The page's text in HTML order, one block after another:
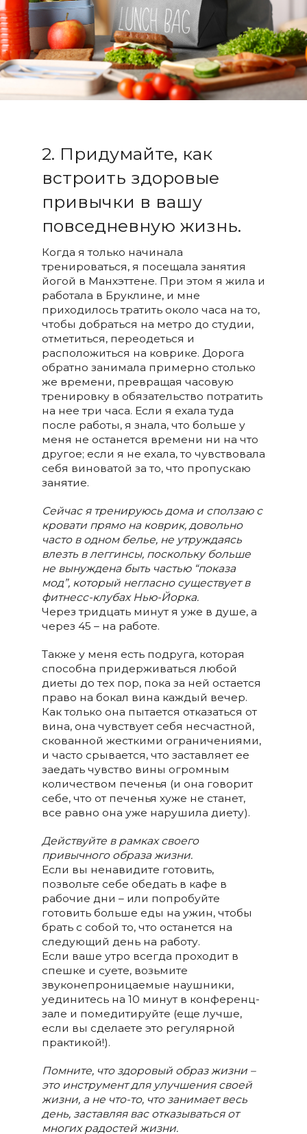
2. Придумайте, как
встроить здоровые
привычки в вашу
повседневную жизнь.
Когда я только начинала
тренироваться, я посещала занятия
йогой в Манхэттене. При этом я жила и
работала в Бруклине, и мне
приходилось тратить около часа на то,
чтобы добраться на метро до студии,
отметиться, переодеться и
расположиться на коврике. Дорога
обратно занимала примерно столько
же времени, превращая часовую
тренировку в обязательство потратить
на нее три часа. Если я ехала туда
после работы, я знала, что больше у
меня не останется времени ни на что
другое; если я не ехала, то чувствовала
себя виноватой за то, что пропускаю
занятие.
Сейчас я тренируюсь дома и сползаю с
кровати прямо на коврик, довольно
часто в одном белье, не утруждаясь
влезть в леггинсы, поскольку больше
не вынуждена быть частью “показа
мод”, который негласно существует в
фитнесс-клубах Нью-Йорка.
Через тридцать минут я уже в душе, а
через 45 – на работе.
Также у меня есть подруга, которая
способна придерживаться любой
диеты до тех пор, пока за ней остается
право на бокал вина каждый вечер.
Как только она пытается отказаться от
вина, она чувствует себя несчастной,
скованной жесткими ограничениями,
и часто срывается, что заставляет ее
заедать чувство вины огромным
количеством печенья (и она говорит
себе, что от печенья хуже не станет,
все равно она уже нарушила диету).
Действуйте в рамках своего
привычного образа жизни.
Если вы ненавидите готовить,
позвольте себе обедать в кафе в
рабочие дни – или попробуйте
готовить больше еды на ужин, чтобы
брать с собой то, что останется на
следующий день на работу.
Если ваше утро всегда проходит в
спешке и суете, возьмите
звуконепроницаемые наушники,
уединитесь на 10 минут в конференц-
зале и помедитируйте (еще лучше,
если вы сделаете это регулярной
практикой!).
Помните, что здоровый образ жизни –
это инструмент для улучшения своей
жизни, а не что-то, что занимает весь
день, заставляя вас отказываться от
многих радостей жизни.